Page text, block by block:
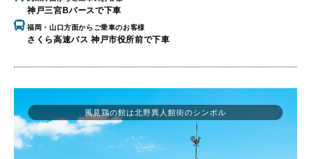
神戸三宮Bバースで下車
福岡・山口方面からご乗車のお客様
さくら高速バス 神戸市役所前で下車
風見鶏の館は北野異人館街のシンボル